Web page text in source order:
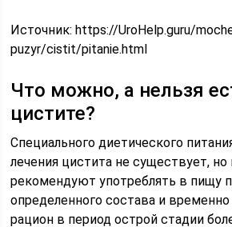
Источник:https://UroHelp.guru/
puzyr/cistit/pitanie.html
Что можно, а нельзя
цистите?
Специального диетического
лечения цистита не существует, но
рекомендуют употреблять в пищу
определенного состава и
рацион в период острой стадии